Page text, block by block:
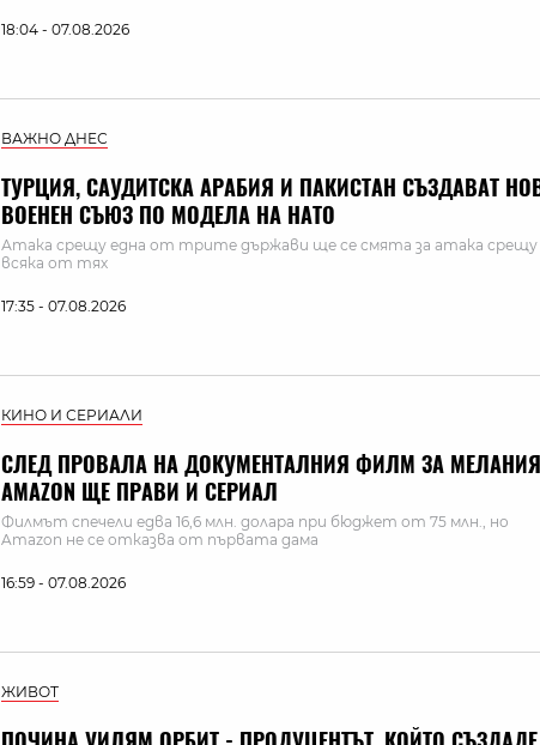
18:04 - 07.08.2026
ВАЖНО ДНЕС
ТУРЦИЯ, САУДИТСКА АРАБИЯ И ПАКИСТАН СЪЗДАВАТ
ВОЕНЕН СЪЮЗ ПО МОДЕЛА НА НАТО
Атака срещу една от трите държави ще се смята за атака срещу
всяка от тях
17:35 - 07.08.2026
КИНО И СЕРИАЛИ
СЛЕД ПРОВАЛА НА ДОКУМЕНТАЛНИЯ ФИЛМ ЗА МЕЛАНИЯ
AMAZON ЩЕ ПРАВИ И СЕРИАЛ
Филмът спечели едва 16,6 млн. долара при бюджет от 75 млн., но
Amazon не се отказва от първата дама
16:59 - 07.08.2026
ЖИВОТ